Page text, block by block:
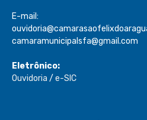
E-mail:
camaramunicipalsfa@gmail.com
Eletrônico:
Ouvidoria / e-SIC